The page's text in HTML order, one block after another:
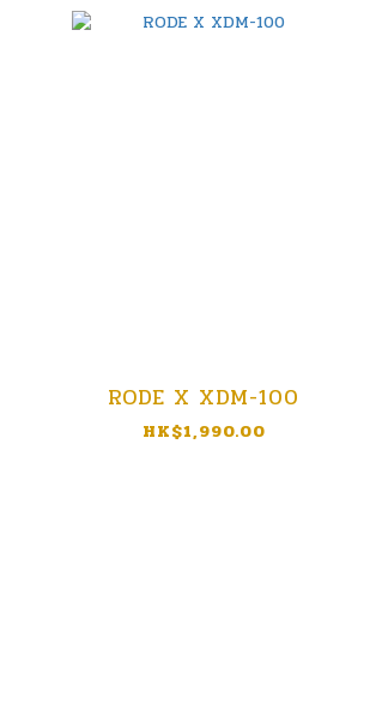
RODE X XDM-100
HK$1,990.00